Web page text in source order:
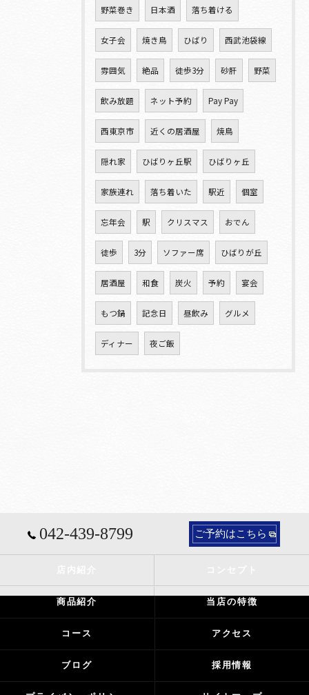
野菜巻き 日本酒 落ち着ける
女子会 焼き鳥 ひばり 西武池袋線
雰囲気 絶品 徒歩3分 砂肝 野菜
飲み放題 ネット予約 Pay Pay
西東京市 近くの居酒屋 焼鳥
隠れ家 ひばりヶ丘駅 ひばりヶ丘
家族連れ 落ち着いた 駅近 個室
忘年会 駅 クリスマス おでん
徒歩 3分 ソファー席 ひばりが丘
居酒屋 和食 炭火 予約 宴会
もつ鍋 記念日 昼飲み グルメ
ディナー 夜ご飯
042-439-8799 ご予約はこちら
商品紹介 当店の特徴
コース アクセス
ブログ 採用情報